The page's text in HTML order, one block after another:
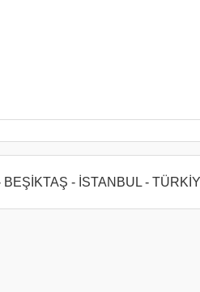
BEŞİKTAŞ - İSTANBUL -